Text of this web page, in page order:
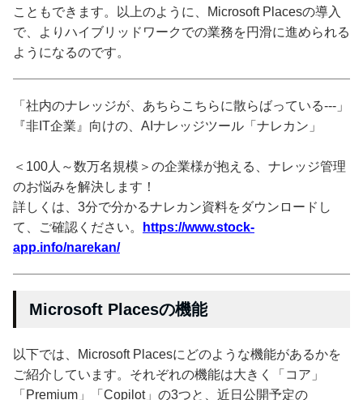
こともできます。以上のように、Microsoft Placesの導入
で、よりハイブリッドワークでの業務を円滑に進められる
ようになるのです。
「社内のナレッジが、あちらこちらに散らばっている---」
『非IT企業』向けの、AIナレッジツール「ナレカン」
＜100人～数万名規模＞の企業様が抱える、ナレッジ管理
のお悩みを解決します！
詳しくは、3分で分かるナレカン資料をダウンロードし
て、ご確認ください。
https://www.stock-
app.info/narekan/
Microsoft Placesの機能
以下では、Microsoft Placesにどのような機能があるかを
ご紹介しています。それぞれの機能は大きく「コア」
「Premium」「Copilot」の3つと、近日公開予定の